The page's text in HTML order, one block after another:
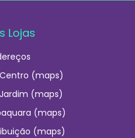
Lojas
(maps)
(maps)
(maps)
(maps)